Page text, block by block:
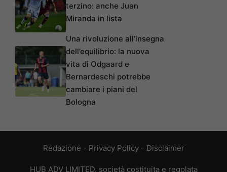
terzino: anche Juan
Miranda in lista
Una rivoluzione all’insegna
dell’equilibrio: la nuova
vita di Odgaard e
Bernardeschi potrebbe
cambiare i piani del
Bologna
Redazione - Privacy Policy- Disclaimer
HUB ADV LIMITED, società costituita e regolata